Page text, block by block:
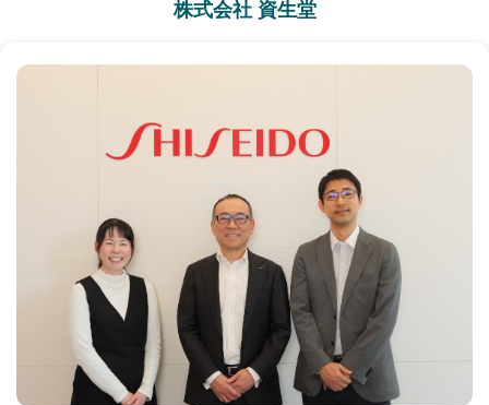
株式会社 資生堂